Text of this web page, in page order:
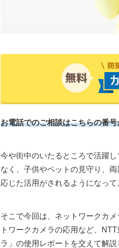
お電話でのご相談はこちらの番
今や街中のいたるところで活躍
なく、子供やペットの見守り、
応じた活用がされるようになって
そこで今回は、ネットワークカ
トワークカメラの応用など、
ラ」の使用レポートを交えて解説